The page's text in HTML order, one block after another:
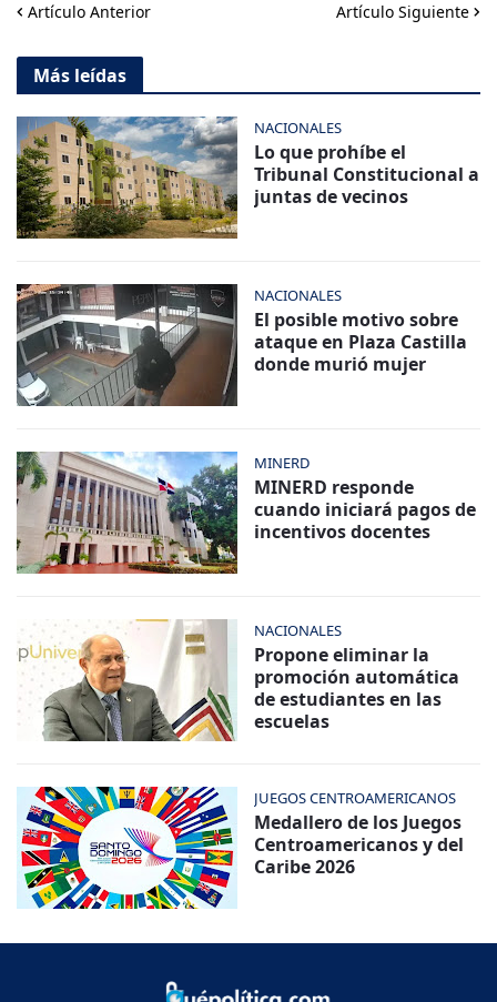
Artículo Anterior Artículo Siguiente
Más leídas
NACIONALES
Lo que prohíbe el
Tribunal Constitucional a
juntas de vecinos
NACIONALES
El posible motivo sobre
ataque en Plaza Castilla
donde murió mujer
MINERD
MINERD responde
cuando iniciará pagos de
incentivos docentes
NACIONALES
Propone eliminar la
promoción automática
de estudiantes en las
escuelas
JUEGOS CENTROAMERICANOS
Medallero de los Juegos
Centroamericanos y del
Caribe 2026